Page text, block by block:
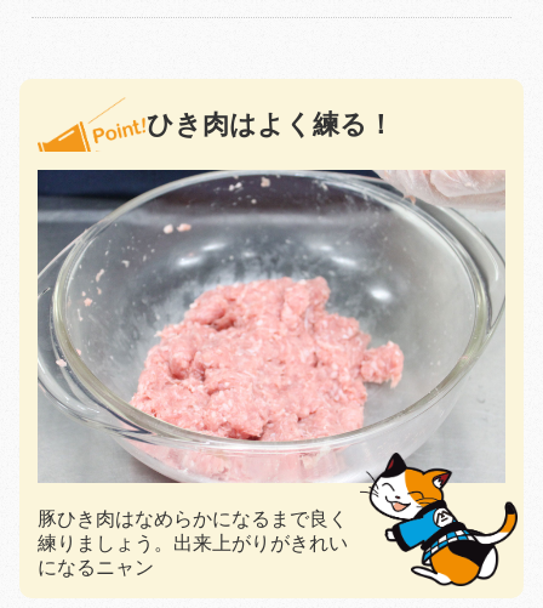
ひき肉はよく練る！
豚ひき肉はなめらかになるまで良く
練りましょう。出来上がりがきれい
になるニャン